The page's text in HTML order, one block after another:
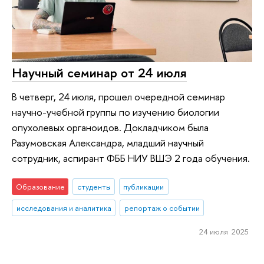
Научный семинар от 24 июля
В четверг, 24 июля, прошел очередной семинар
научно-учебной группы по изучению биологии
опухолевых органоидов. Докладчиком была
Разумовская Александра, младший научный
сотрудник, аспирант ФББ НИУ ВШЭ 2 года обучения.
Образование студенты
публикации
исследования и аналитика
репортаж о событии
24 июля 2025